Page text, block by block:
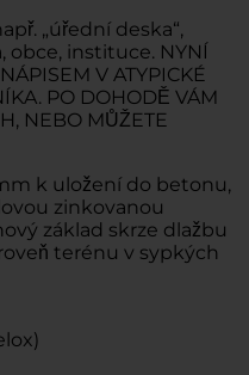
„úřední deska“,
obce, instituce. NYNÍ
V ATYPICKÉ
PO DOHODĚ VÁM
NEBO MŮŽETE
k uložení do betonu,
zinkovanou
základ skrze dlažbu
terénu v sypkých